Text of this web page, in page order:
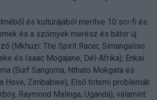
és kultúrájából merítve 10 sci-fi és
és a szörnyek merész és bátor új
(Mkhuzi: The Spirit Racer, Simangaliso
és Isaac Mogajane, Dél-Afrika), Enkai
(Surf Sangoma, Nthato Mokgata és
Hove, Zimbabwe), Első totemi problémák
Raymond Malinga, Uganda), valamint